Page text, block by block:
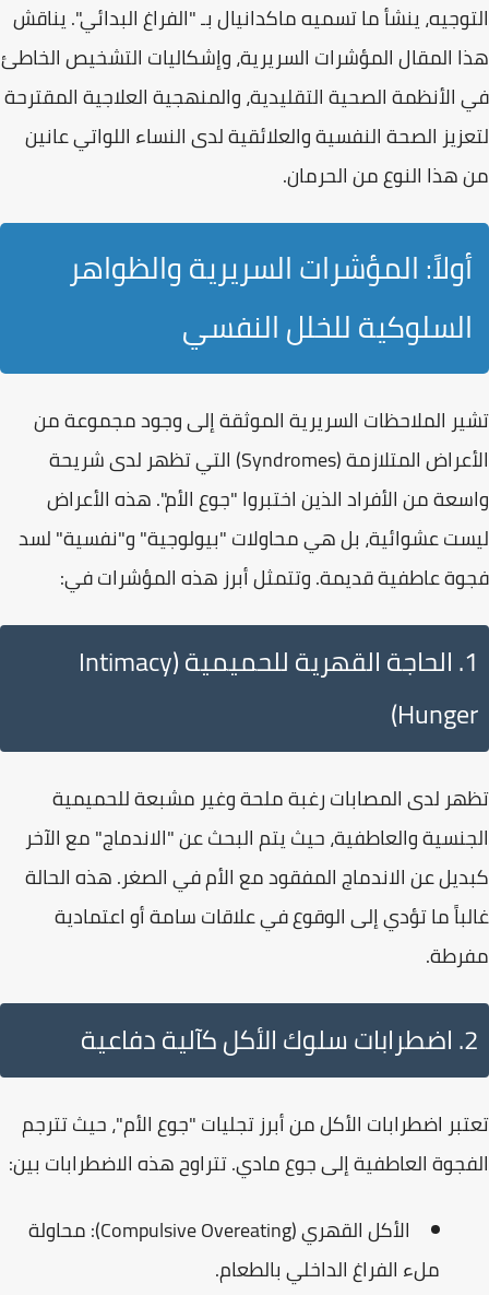
التوجيه، ينشأ ما تسميه ماكدانيال بـ "الفراغ البدائي". يناقش
هذا المقال المؤشرات السريرية، وإشكاليات التشخيص الخاطئ
في الأنظمة الصحية التقليدية، والمنهجية العلاجية المقترحة
لتعزيز الصحة النفسيةوالعلائقية لدى النساء اللواتي عانين
من هذا النوع من الحرمان.
أولاً: المؤشرات السريرية والظواهر
السلوكية للخلل النفسي
تشير الملاحظات السريرية الموثقة إلى وجود مجموعة من
الأعراض المتلازمة (Syndromes) التي تظهر لدى شريحة
واسعة من الأفراد الذين اختبروا "جوع الأم". هذه الأعراض
ليست عشوائية، بل هي محاولات "بيولوجية" و"نفسية" لسد
فجوة عاطفية قديمة. وتتمثل أبرز هذه المؤشرات في:
1. الحاجة القهرية للحميمية (Intimacy
Hunger)
تظهر لدى المصابات رغبة ملحة وغير مشبعة للحميمية
الجنسية والعاطفية، حيث يتم البحث عن "الاندماج" مع الآخر
كبديل عن الاندماج المفقود مع الأم في الصغر. هذه الحالة
غالباً ما تؤدي إلى الوقوع في علاقات سامة أو اعتمادية
مفرطة.
2. اضطرابات سلوك الأكل كآلية دفاعية
تعتبر اضطرابات الأكلمن أبرز تجليات "جوع الأم"، حيث تترجم
الفجوة العاطفية إلى جوع مادي. تتراوح هذه الاضطرابات بين:
الأكل القهري (Compulsive Overeating):
محاولة
ملء الفراغ الداخلي بالطعام.